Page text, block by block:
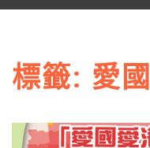
標籤: 愛